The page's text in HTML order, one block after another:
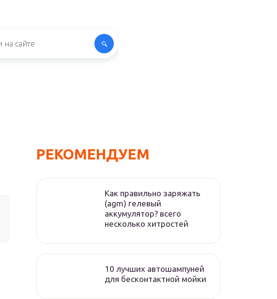
РЕКОМЕНДУЕМ
Как правильно заряжать
(agm) гелевый
аккумулятор? всего
несколько хитростей
10 лучших автошампуней
для бесконтактной мойки